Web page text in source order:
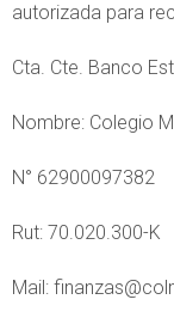
autorizada para
Cta. Cte. Banco
Nombre: Colegio
N° 62900097382
Rut: 70.020.300-K
Mail: